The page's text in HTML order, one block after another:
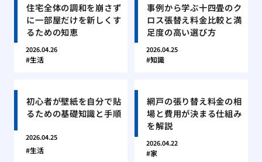
住宅全体の調和を崩さず
に一部屋だけを新しくす
るための知恵
2026.04.26
生活
事例から学ぶ十四畳のク
ロス張替え料金比較と満
足度の高い選び方
2026.04.25
知識
初心者が壁紙を自分で貼
るための基礎知識と手順
2026.04.25
生活
網戸の張り替え料金の相
場と費用が決まる仕組み
を解説
2026.04.22
家